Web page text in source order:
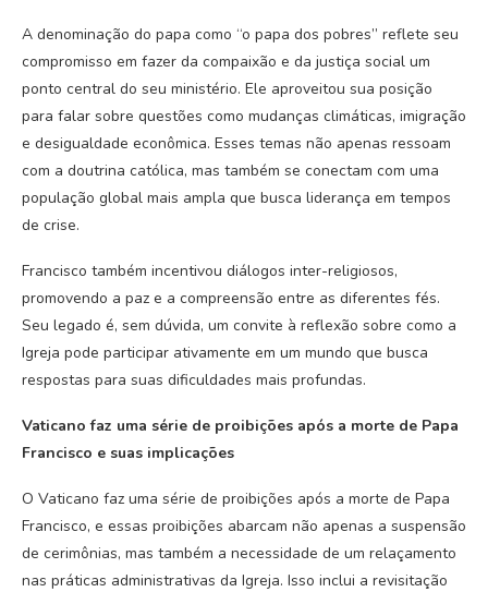
A denominação do papa como “o papa dos pobres” reflete seu
compromisso em fazer da compaixão e da justiça social um
ponto central do seu ministério. Ele aproveitou sua posição
para falar sobre questões como mudanças climáticas, imigração
e desigualdade econômica. Esses temas não apenas ressoam
com a doutrina católica, mas também se conectam com uma
população global mais ampla que busca liderança em tempos
de crise.
Francisco também incentivou diálogos inter-religiosos,
promovendo a paz e a compreensão entre as diferentes fés.
Seu legado é, sem dúvida, um convite à reflexão sobre como a
Igreja pode participar ativamente em um mundo que busca
respostas para suas dificuldades mais profundas.
Vaticano faz uma série de proibições após a morte de Papa
Francisco e suas implicações
O Vaticano faz uma série de proibições após a morte de Papa
Francisco, e essas proibições abarcam não apenas a suspensão
de cerimônias, mas também a necessidade de um relaçamento
nas práticas administrativas da Igreja. Isso inclui a revisitação